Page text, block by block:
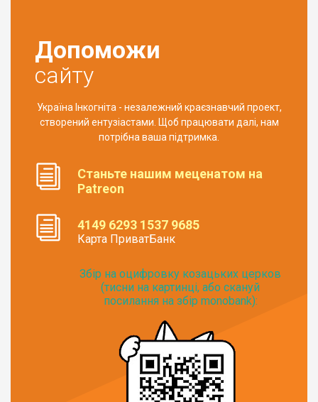
Допоможи
сайту
Україна Інкогніта - незалежний краєзнавчий проект,
створений ентузіастами. Щоб працювати далі, нам
потрібна ваша підтримка.
Станьте нашим меценатом на
Patreon
4149 6293 1537 9685
Карта ПриватБанк
Збір на оцифровку козацьких церков
(тисни на картинці, або скануй
посилання на збір monobank):